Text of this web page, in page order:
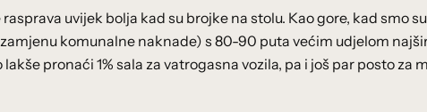
uvijek bolja kad su brojke na stolu. Kao gore, kad smo
komunalne naknade) s 80-90 puta većim udjelom
pronaći 1% sala za vatrogasna vozila, pa i još par posto za